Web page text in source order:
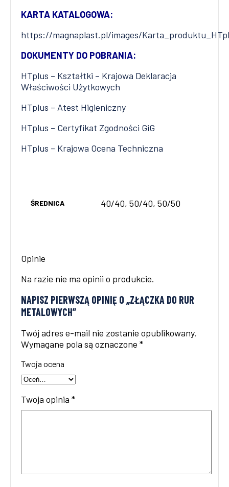
KARTA KATALOGOWA:
https://magnaplast.pl/images/
DOKUMENTY DO POBRANIA:
HTplus – Kształtki – Krajowa Deklaracja
Właściwości Użytkowych
HTplus – Atest Higieniczny
HTplus – Certyfikat Zgodności GiG
HTplus – Krajowa Ocena Techniczna
ŚREDNICA 40/40, 50/40, 50/50
Opinie
Na razie nie ma opinii o produkcie.
NAPISZ PIERWSZĄ OPINIĘ O „ZŁĄCZKA DO RUR
METALOWYCH”
Twój adres e-mail nie zostanie opublikowany.
Wymagane pola są oznaczone *
Twoja ocena
Twoja opinia *